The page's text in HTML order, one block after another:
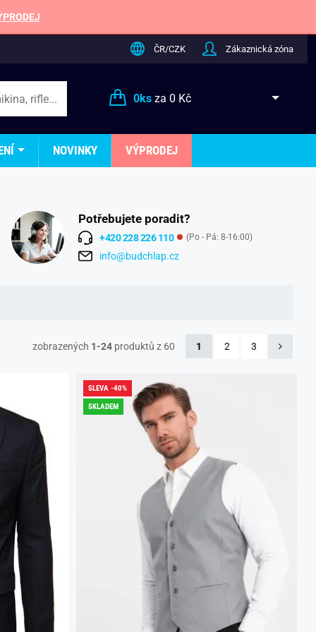
ČR/CZK Zákaznická zóna
0ksza 0 Kč
NOVINKY VÝPRODEJ
Potřebujete poradit?
+420 228 226 110 (Po - Pá: 8-16:00)
info@budchlap.cz
zobrazených 1-24 produktů z 60 1 2 3
SLEVA -40%
SKLADEM